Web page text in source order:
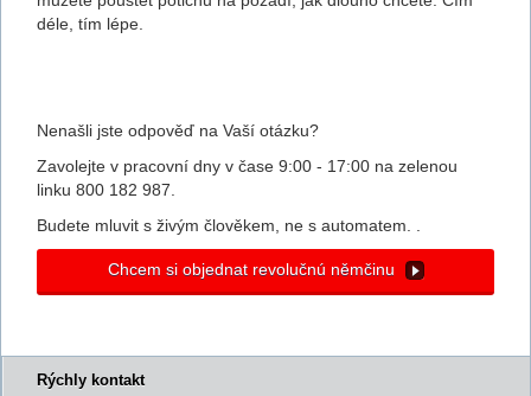
déle, tím lépe.
Nenašli jste odpověď na Vaší otázku?
Zavolejte v pracovní dny v čase 9:00 - 17:00 na zelenou
linku 800 182 987.
Budete mluvit s živým člověkem, ne s automatem. .
Chcem si objednat revolučnú němčinu
Rýchly kontakt